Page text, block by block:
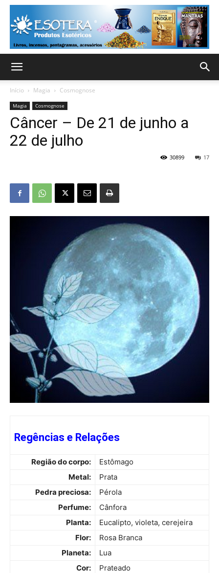
Início Magia Cosmognose
Magia Cosmognose
Câncer – De 21 de junho a
22 de julho
17
30899
Regências e Relações
Região do corpo:
Estômago
Metal:
Prata
Pedra preciosa:
Pérola
Perfume:
Cânfora
Planta:
Eucalipto, violeta, cerejeira
Flor:
Rosa Branca
Planeta:
Lua
Cor:
Prateado